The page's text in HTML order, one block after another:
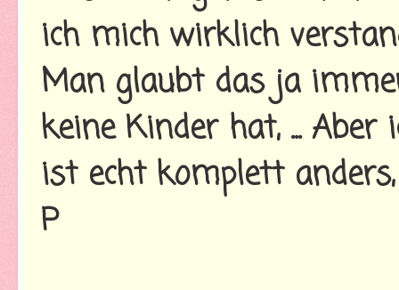
ich mich wirklich
Man glaubt das ja
keine Kinder hat, ... Aber
ist echt komplett
P